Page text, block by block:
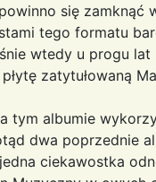
się zamknąć
tego formatu
wtedy u progu
zatytułowaną
tym albumie
dwa poprzednie
ciekawostka